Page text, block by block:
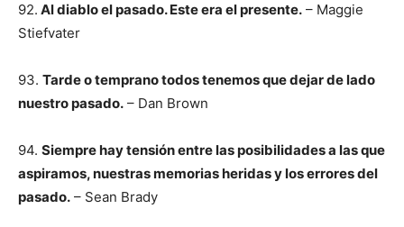
92. Al diablo el pasado. Este era el presente. – Maggie
Stiefvater
93. Tarde o temprano todos tenemos que dejar de lado
nuestro pasado. – Dan Brown
94. Siempre hay tensión entre las posibilidades a las que
aspiramos, nuestras memorias heridas y los errores del
pasado. – Sean Brady